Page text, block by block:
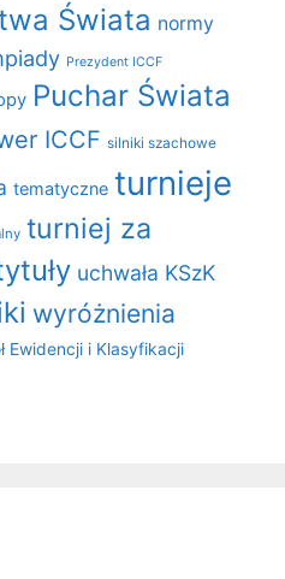
Świata normy
Prezydent ICCF
Puchar Świata
ICCF silniki szachowe
tematyczne turnieje
turniej za
uchwała KSzK
wyróżnienia
Ewidencji i Klasyfikacji